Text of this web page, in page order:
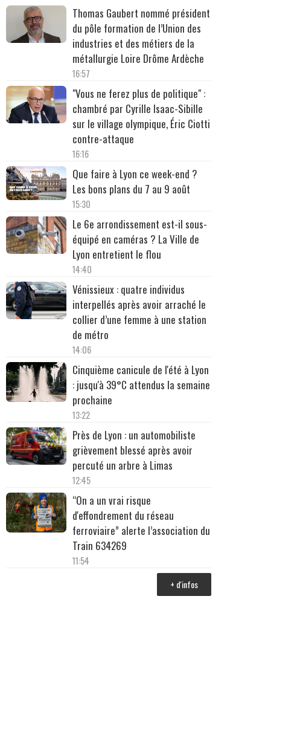
Thomas Gaubert nommé président
du pôle formation de l’Union des
industries et des métiers de la
métallurgie Loire Drôme Ardèche
16:57
"Vous ne ferez plus de politique" :
chambré par Cyrille Isaac-Sibille
sur le village olympique, Éric Ciotti
contre-attaque
16:16
Que faire à Lyon ce week-end ?
Les bons plans du 7 au 9 août
15:30
Le 6e arrondissement est-il sous-
équipé en caméras ? La Ville de
Lyon entretient le flou
14:40
Vénissieux : quatre individus
interpellés après avoir arraché le
collier d’une femme à une station
de métro
14:06
Cinquième canicule de l'été à Lyon
: jusqu'à 39°C attendus la semaine
prochaine
13:22
Près de Lyon : un automobiliste
grièvement blessé après avoir
percuté un arbre à Limas
12:45
“On a un vrai risque
d'effondrement du réseau
ferroviaire” alerte l’association du
Train 634269
11:54
+ d'infos